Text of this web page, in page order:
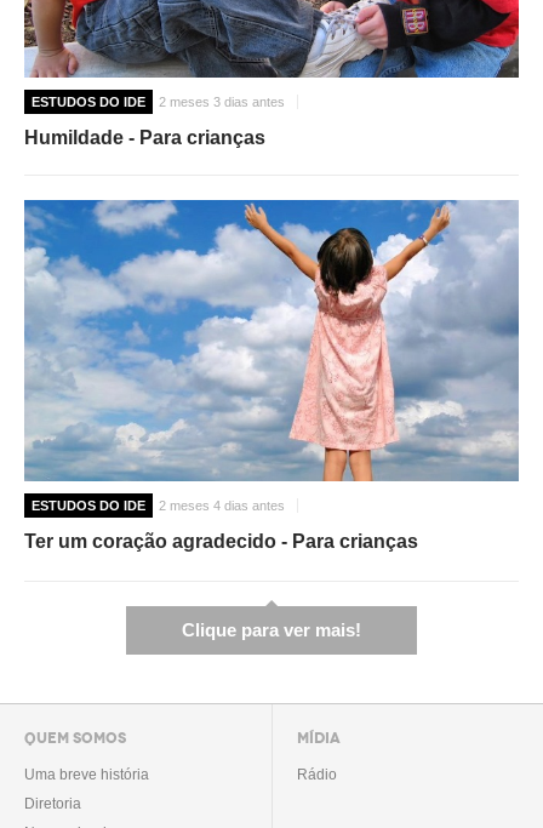
ESTUDOS DO IDE 2 meses 3 dias antes
Humildade - Para crianças
ESTUDOS DO IDE 2 meses 4 dias antes
Ter um coração agradecido - Para crianças
Clique para ver mais!
QUEM SOMOS
Uma breve história
Diretoria
MÍDIA
Rádio